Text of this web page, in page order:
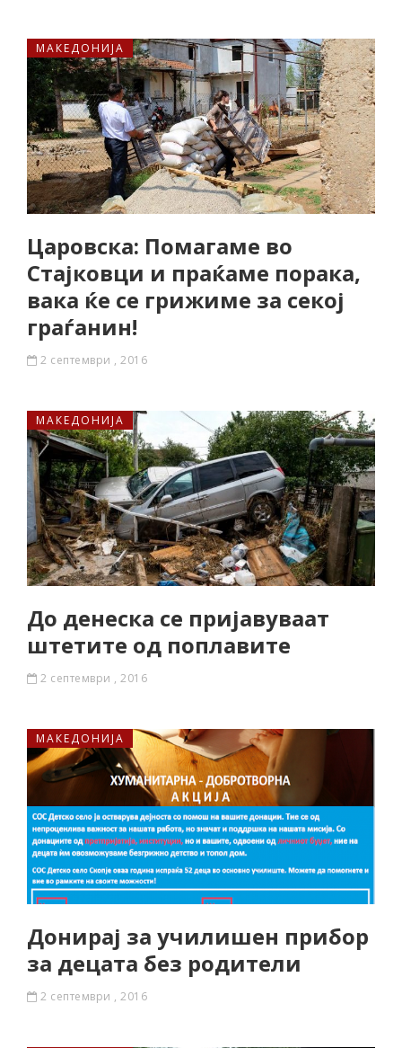
МАКЕДОНИЈА
Царовска: Помагаме во
Стајковци и праќаме порака,
вака ќе се грижиме за секој
граѓанин!
2 септември , 2016
МАКЕДОНИЈА
До денеска се пријавуваат
штетите од поплавите
2 септември , 2016
МАКЕДОНИЈА
Донирај за училишен прибор
за децата без родители
2 септември , 2016